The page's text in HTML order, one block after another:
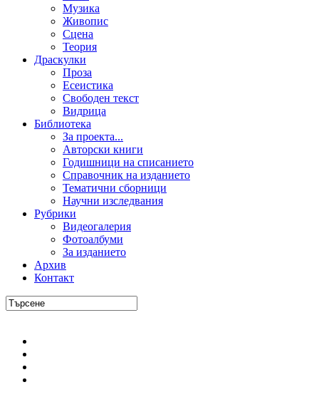
Музика
Живопис
Сцена
Теория
Драскулки
Проза
Есеистика
Свободен текст
Видрица
Библиотека
За проекта...
Авторски книги
Годишници на списанието
Справочник на изданието
Тематични сборници
Научни изследвания
Рубрики
Видеогалерия
Фотоалбуми
За изданието
Архив
Контакт